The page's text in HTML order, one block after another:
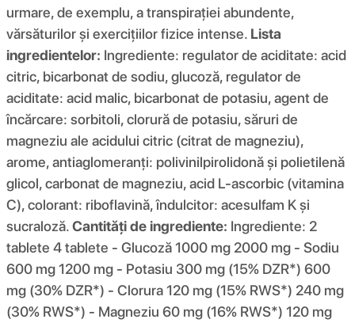
urmare, de exemplu, a transpirației abundente,
vărsăturilor și exercițiilor fizice intense. Lista
ingredientelor: Ingrediente: regulator de aciditate: acid
citric, bicarbonat de sodiu, glucoză, regulator de
aciditate: acid malic, bicarbonat de potasiu, agent de
încărcare: sorbitoli, clorură de potasiu, săruri de
magneziu ale acidului citric (citrat de magneziu),
arome, antiaglomeranți: polivinilpirolidonă și polietilenă
glicol, carbonat de magneziu, acid L-ascorbic (vitamina
C), colorant: riboflavină, îndulcitor: acesulfam K și
sucraloză.Cantități de ingrediente: Ingrediente: 2
tablete 4 tablete - Glucoză 1000 mg 2000 mg - Sodiu
600 mg 1200 mg - Potasiu 300 mg (15% DZR*) 600
mg (30% DZR*) - Clorura 120 mg (15% RWS*) 240 mg
(30% RWS*) - Magneziu 60 mg (16% RWS*) 120 mg